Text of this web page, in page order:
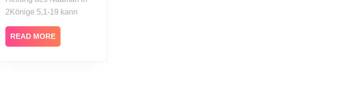
2Könige 5,1-19 kann
READ MOREREAD
MORE